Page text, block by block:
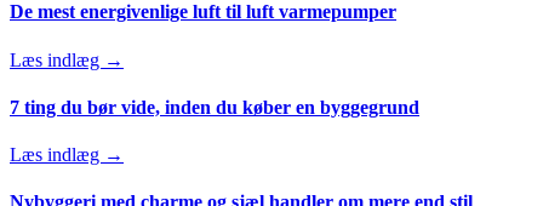
De mest energivenlige luft til luft varmepumper
Læs indlæg →
7 ting du bør vide, inden du køber en byggegrund
Læs indlæg →